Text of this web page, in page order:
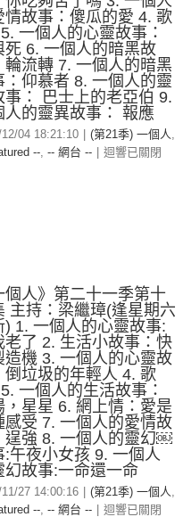
情故事：傻瓜的愛 4. 歌
一個人的心靈故事：
死 6. 一個人的暗黑故
輪流轉 7. 一個人的暗黑
：仰慕者 8. 一個人的靈
事： 巴士上的老亞伯 9.
人的靈異故事： 報應
04 18:21:10 (第21季) 一個人,
--, -- 網台 -- 迴響已關閉
個人》第二十一季第十
主持：梁繼璋(逢星期六
) 1. 一個人的心靈故事:
老了 2. 生活小故事：快
造機 3. 一個人的心靈故
倒垃圾的年輕人 4. 歌
一個人的生活故事：
，星星 6. 網上情：愛是
感受 7. 一個人的愛情故
逞強 8. 一個人的靈幻￼
:午夜小女孩 9. 一個人
幻故事:一命還一命
27 14:00:16 (第21季) 一個人,
--, -- 網台 -- 迴響已關閉